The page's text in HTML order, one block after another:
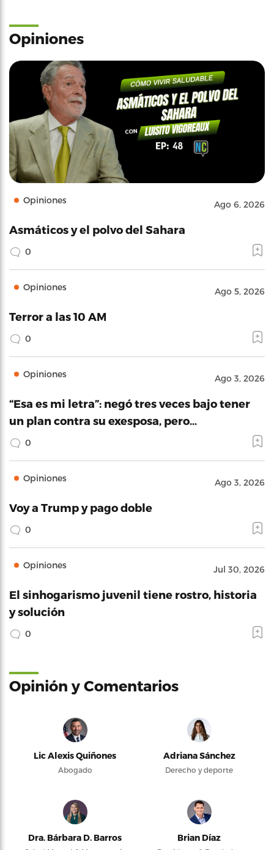
Opiniones
Opiniones Ago 6, 2026
Asmáticos y el polvo del Sahara
0
Opiniones Ago 5, 2026
Terror a las 10 AM
0
Opiniones Ago 3, 2026
“Esa es mi letra”: negó tres veces bajo tener
un plan contra su exesposa, pero…
0
Opiniones Ago 3, 2026
Voy a Trump y pago doble
0
Opiniones Jul 30, 2026
El sinhogarismo juvenil tiene rostro, historia
y solución
0
Opinión y Comentarios
Lic Alexis Quiñones
Abogado
Adriana Sánchez
Derecho y deporte
Dra. Bárbara D. Barros Brian Díaz